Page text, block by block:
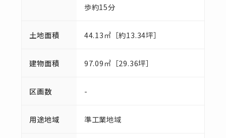
歩約15分
土地面積 44.13㎡［約13.34坪］
建物面積 97.09㎡［29.36坪］
区画数 -
用途地域 準工業地域